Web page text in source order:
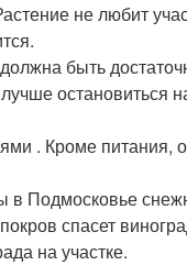
не любит
быть
остановиться
. Кроме питания,
в Подмосковье
спасет
на участке.